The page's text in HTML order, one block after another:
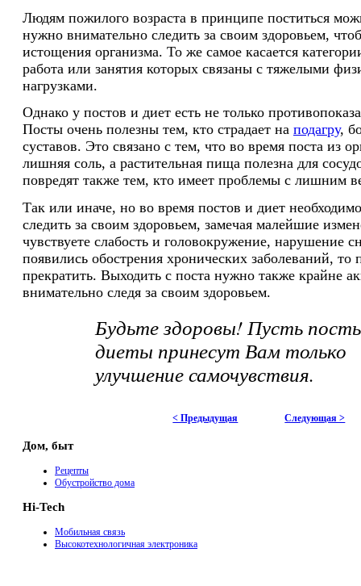
Людям пожилого возраста в принципе поститься
нужно внимательно следить за своим здоровьем,
истощения организма. То же самое касается
работа или занятия которых связаны с тяжелыми
нагрузками.
Однако у постов и диет есть не только
Посты очень полезны тем, кто страдает на подагру,
суставов. Это связано с тем, что во время поста из
лишняя соль, а растительная пища полезна для
повредят также тем, кто имеет проблемы с лишним
Так или иначе, но во время постов и диет
следить за своим здоровьем, замечая малейшие
чувствуете слабость и головокружение, нарушение
появились обострения хронических заболеваний, то
прекратить. Выходить с поста нужно также крайне
внимательно следя за своим здоровьем.
Будьте здоровы! Пусть
диеты принесут Вам только
улучшение самочувствия.
< Предыдущая Следующая >
Дом, быт
Рецепты
Обустройство дома
Hi-Tech
Мобильная связь
Высокотехнологичная электроника